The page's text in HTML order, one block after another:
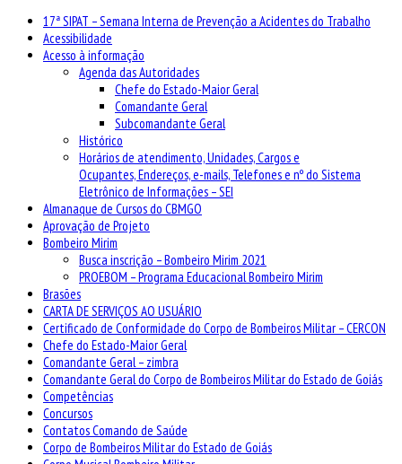
17ª SIPAT – Semana Interna de Prevenção a Acidentes do Trabalho
Acessibilidade
Acesso à informação
Agenda das Autoridades
Chefe do Estado-Maior Geral
Comandante Geral
Subcomandante Geral
Histórico
Horários de atendimento, Unidades, Cargos e
Ocupantes, Endereços, e-mails, Telefones e nº do Sistema
Eletrônico de Informações – SEI
Almanaque de Cursos do CBMGO
Aprovação de Projeto
Bombeiro Mirim
Busca inscrição – Bombeiro Mirim 2021
PROEBOM – Programa Educacional Bombeiro Mirim
Brasões
CARTA DE SERVIÇOS AO USUÁRIO
Certificado de Conformidade do Corpo de Bombeiros Militar – CERCON
Chefe do Estado-Maior Geral
Comandante Geral – zimbra
Comandante Geral do Corpo de Bombeiros Militar do Estado de Goiás
Competências
Concursos
Contatos Comando de Saúde
Corpo de Bombeiros Militar do Estado de Goiás